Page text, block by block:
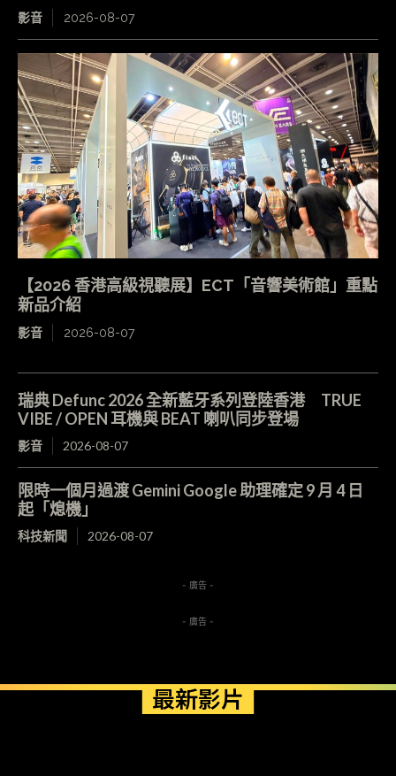
影音 2026-08-07
【2026 香港高級視聽展】ECT「音響美術館」重點
新品介紹
影音 2026-08-07
瑞典 Defunc 2026 全新藍牙系列登陸香港 TRUE
VIBE / OPEN 耳機與 BEAT 喇叭同步登場
影音 2026-08-07
限時一個月過渡 Gemini Google 助理確定 9 月 4 日
起「熄機」
科技新聞 2026-08-07
- 廣告 -
- 廣告 -
最新影片